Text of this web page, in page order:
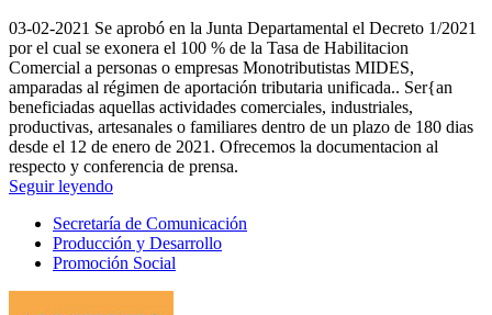
03-02-2021 Se aprobó en la Junta Departamental el Decreto 1/2021
por el cual se exonera el 100 % de la Tasa de Habilitacion
Comercial a personas o empresas Monotributistas MIDES,
amparadas al régimen de aportación tributaria unificada.. Ser{an
beneficiadas aquellas actividades comerciales, industriales,
productivas, artesanales o familiares dentro de un plazo de 180 dias
desde el 12 de enero de 2021. Ofrecemos la documentacion al
respecto y conferencia de prensa.
Seguir leyendo
Secretaría de Comunicación
Producción y Desarrollo
Promoción Social